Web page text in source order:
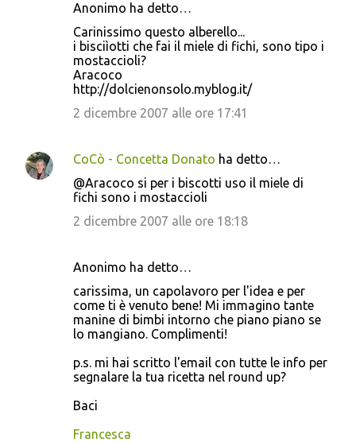
Anonimo ha detto…
Carinissimo questo alberello...
i bisciìotti che fai il miele di fichi, sono tipo i
mostaccioli?
Aracoco
http://dolcienonsolo.myblog.it/
2 dicembre 2007 alle ore 17:41
CoCò - Concetta Donato ha detto…
@Aracoco si per i biscotti uso il miele di
fichi sono i mostaccioli
2 dicembre 2007 alle ore 18:18
Anonimo ha detto…
carissima, un capolavoro per l'idea e per
come ti è venuto bene! Mi immagino tante
manine di bimbi intorno che piano piano se
lo mangiano. Complimenti!
p.s. mi hai scritto l'email con tutte le info per
segnalare la tua ricetta nel round up?
Baci
Francesca